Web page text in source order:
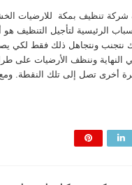
تنظيف بمكة للارضيات
الرئيسية لتأجيل التنظيف هو
نتجنب ونتجاهل ذلك فقط لكي
النهاية وننظف الأرضيات على
مرة أخرى تصل إلى تلك النقطة.